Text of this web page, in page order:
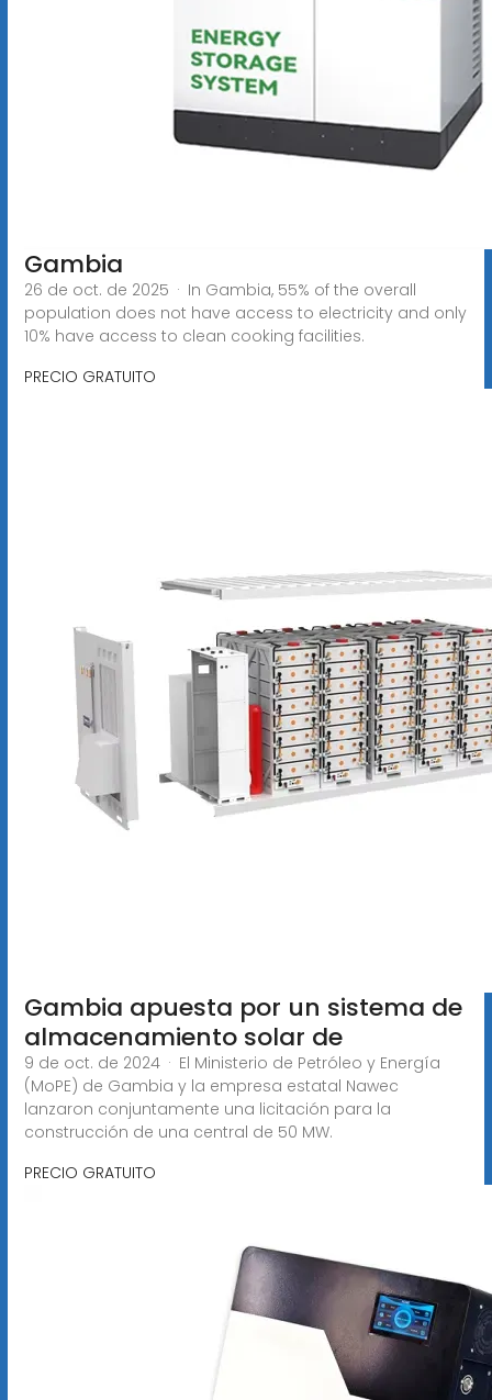
Gambia
26 de oct. de 2025 · In Gambia, 55% of the overall
population does not have access to electricity and only
10% have access to clean cooking facilities.
PRECIO GRATUITO
Gambia apuesta por un sistema de
almacenamiento solar de
9 de oct. de 2024 · El Ministerio de Petróleo y Energía
(MoPE) de Gambia y la empresa estatal Nawec
lanzaron conjuntamente una licitación para la
construcción de una central de 50 MW.
PRECIO GRATUITO